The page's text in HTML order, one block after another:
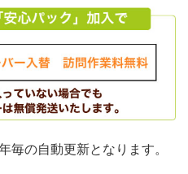
毎の自動更新となります。